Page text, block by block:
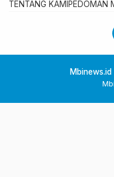
TENTANG KAMI PEDOMAN